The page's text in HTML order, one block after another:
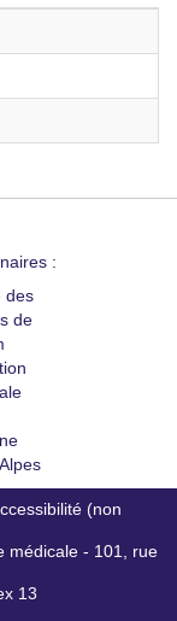
:
des
de
(non
médicale - 101, rue
13